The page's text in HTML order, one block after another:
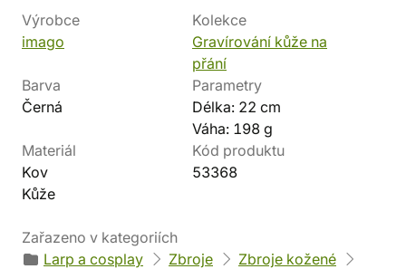
Výrobce
imago
Kolekce
Gravírování kůže na
přání
Barva
Černá
Parametry
Délka: 22 cm
Váha: 198 g
Materiál
Kov
Kůže
Kód produktu
53368
Zařazeno v kategoriích
Larp a cosplay
Zbroje
Zbroje kožené